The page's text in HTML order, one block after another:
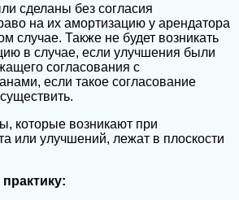
сделаны без согласия
на их амортизацию у арендатора
случае. Также не будет возникать
в случае, если улучшения были
согласования с
если такое согласование
которые возникают при
или улучшений, лежат в плоскости